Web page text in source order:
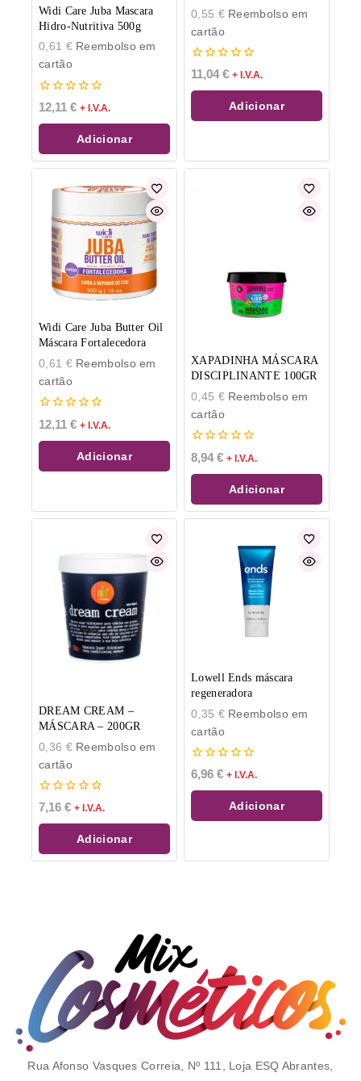
Widi Care Juba Mascara
Hidro-Nutritiva 500g
0,61 €Reembolso em
cartão
0
de
5
12,11 € + I.V.A.
Adicionar
0,55 €Reembolso em
cartão
0
de
5
11,04€ + I.V.A.
Adicionar
Widi Care Juba Butter Oil
Máscara Fortalecedora
0,61 €Reembolso em
cartão
0
de
5
12,11 € + I.V.A.
Adicionar
XAPADINHA MÁSCARA
DISCIPLINANTE 100GR
0,45 €Reembolso em
cartão
0
de
5
8,94€ + I.V.A.
Adicionar
DREAM CREAM –
MÁSCARA – 200GR
0,36 €Reembolso em
cartão
0
de
5
7,16 € + I.V.A.
Adicionar
Lowell Ends máscara
regeneradora
0,35 €Reembolso em
cartão
0
de
5
6,96 € + I.V.A.
Adicionar
Rua Afonso Vasques Correia, Nº 111, Loja ESQ Abrantes,